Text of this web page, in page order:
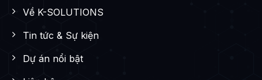
Về K-SOLUTIONS
Tin tức & Sự kiện
Dự án nổi bật